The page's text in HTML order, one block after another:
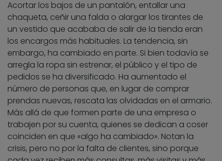
Acortar los bajos de un pantalón, entallar una
chaqueta, ceñir una falda o alargar los tirantes de
un vestido que acababa de salir de la tienda eran
los encargos más habituales. La tendencia, sin
embargo, ha cambiado en parte. Si bien todavía se
arregla la ropa sin estrenar, el público y el tipo de
pedidos se ha diversificado. Ha aumentado el
número de personas que, en lugar de comprar
prendas nuevas, rescata las olvidadas en el armario.
Más allá de que formen parte de una empresa o
trabajen por su cuenta, quienes se dedican a coser
coinciden en que «algo ha cambiado». Notan la
crisis, pero no por la falta de clientes, sino porque